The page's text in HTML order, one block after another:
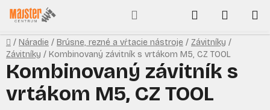
Prejsť
na
obsah
Hľadať
KOŠÍK
Domov
/ Náradie / Brúsne, rezné a vŕtacie nástroje / Závitníky /
Závitníky / Kombinovaný závitník s vrtákom M5, CZ TOOL
Kombinovaný závitník s
vrtákom M5, CZ TOOL